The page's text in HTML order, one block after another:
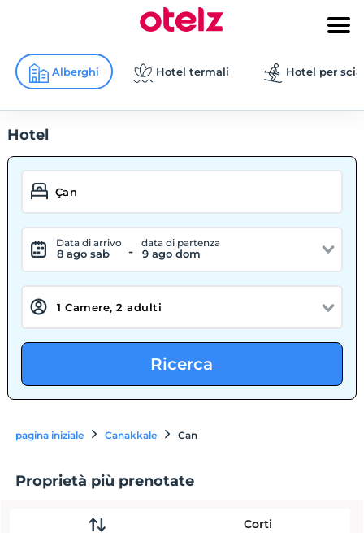
Alberghi Hotel termali Hotel per
Hotel
Data di arrivo
8 ago sab -
data di partenza
9 ago dom
Ricerca
pagina iniziale Canakkale Can
Proprietà più prenotate
Corti